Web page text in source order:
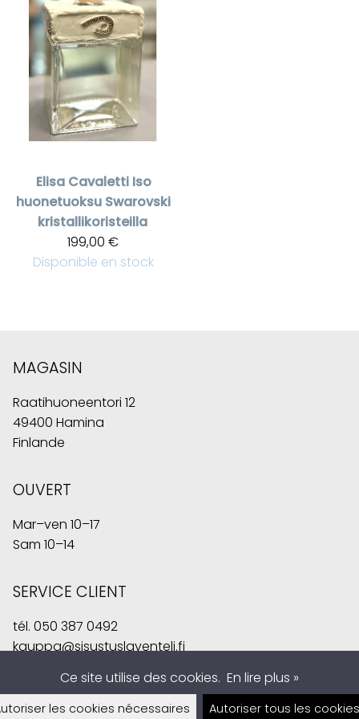
Elisa Cavaletti Iso
huonetuoksu Swarovski
kristallikoristeilla
199,00 €
Disponible en stock
MAGASIN
Raatihuoneentori 12
49400 Hamina
Finlande
OUVERT
Mar–ven 10–17
Sam 10–14
SERVICE CLIENT
tél. 050 387 0492
kauppa@sisustuslaventeli.fi
Ce site utilise des cookies. En lire plus »
les cookies nécessaires Autoriser tous les cookies